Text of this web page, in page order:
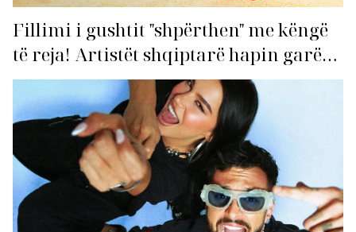
Fillimi i gushtit "shpërthen" me këngë
të reja! Artistët shqiptarë hapin garën
për hitin e verës!